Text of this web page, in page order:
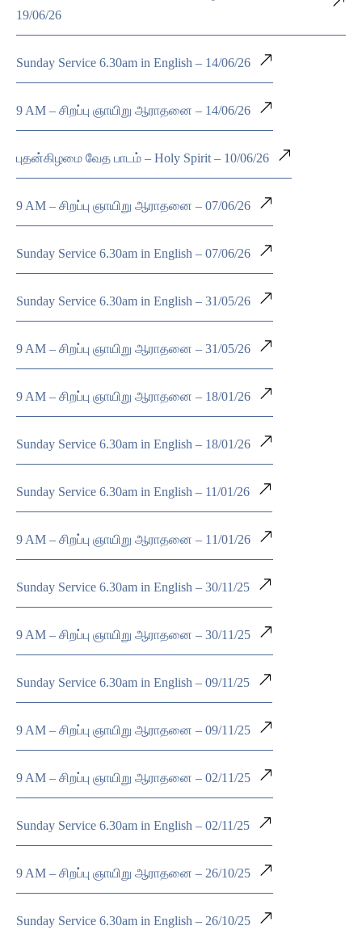
19/06/26
Sunday Service 6.30am in English – 14/06/26
9 AM – சிறப்பு ஞாயிறு ஆராதனை – 14/06/26
புதன்கிழமை வேத பாடம் – Holy Spirit – 10/06/26
9 AM – சிறப்பு ஞாயிறு ஆராதனை – 07/06/26
Sunday Service 6.30am in English – 07/06/26
Sunday Service 6.30am in English – 31/05/26
9 AM – சிறப்பு ஞாயிறு ஆராதனை – 31/05/26
9 AM – சிறப்பு ஞாயிறு ஆராதனை – 18/01/26
Sunday Service 6.30am in English – 18/01/26
Sunday Service 6.30am in English – 11/01/26
9 AM – சிறப்பு ஞாயிறு ஆராதனை – 11/01/26
Sunday Service 6.30am in English – 30/11/25
9 AM – சிறப்பு ஞாயிறு ஆராதனை – 30/11/25
Sunday Service 6.30am in English – 09/11/25
9 AM – சிறப்பு ஞாயிறு ஆராதனை – 09/11/25
9 AM – சிறப்பு ஞாயிறு ஆராதனை – 02/11/25
Sunday Service 6.30am in English – 02/11/25
9 AM – சிறப்பு ஞாயிறு ஆராதனை – 26/10/25
Sunday Service 6.30am in English – 26/10/25